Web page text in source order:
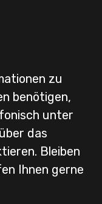
zu
benötigen,
unter
das
Bleiben
Ihnen gerne